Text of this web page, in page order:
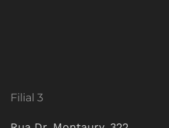
Filial 3